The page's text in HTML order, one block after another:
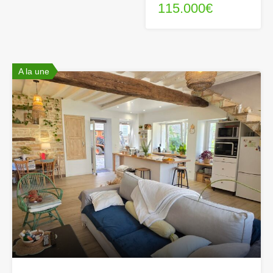
115.000€
A la une